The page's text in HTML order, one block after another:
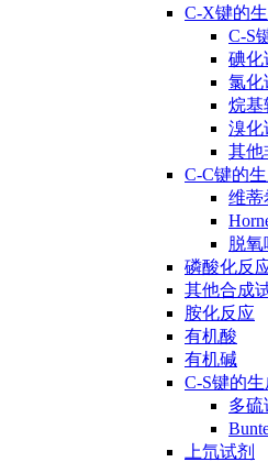
C-X键的
C-S
碘化
氯化
烷基
溴化
其他
C-C键的
维蒂
脱氧
磷酸化反
其他合成
胺化反应
有机酸
有机碱
C-S键的
多硫
上氘试剂